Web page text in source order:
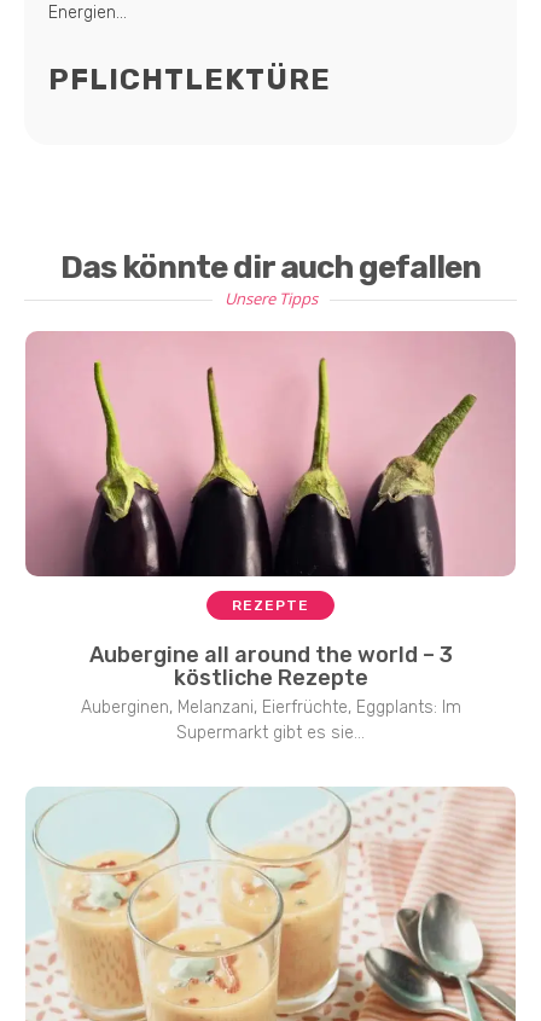
Energien...
PFLICHTLEKTÜRE
Das könnte dir auch gefallen
Unsere Tipps
REZEPTE
Aubergine all around the world – 3
köstliche Rezepte
Auberginen, Melanzani, Eierfrüchte, Eggplants: Im
Supermarkt gibt es sie...